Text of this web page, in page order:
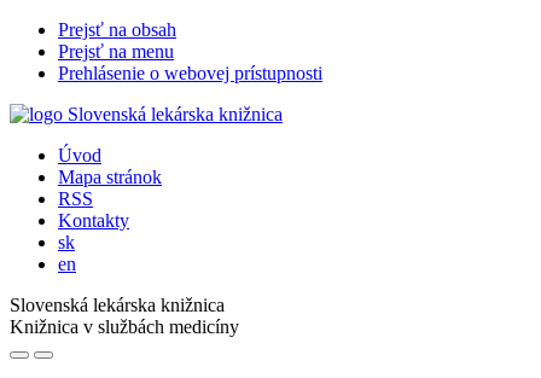
Prejsť na obsah
Prejsť na menu
Prehlásenie o webovej prístupnosti
Úvod
Mapa stránok
RSS
Kontakty
sk
en
Slovenská lekárska knižnica
Knižnica v službách medicíny